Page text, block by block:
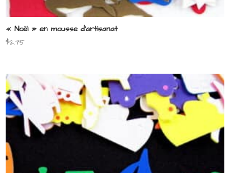
« Noël » en mousse d’artisanat
$2.75